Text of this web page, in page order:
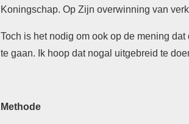
Koningschap. Op Zijn overwinning van
Toch is het nodig om ook op de mening
te gaan. Ik hoop dat nogal uitgebreid te
Methode